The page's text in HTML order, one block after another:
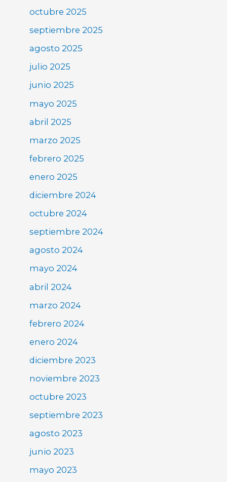
octubre 2025
septiembre 2025
agosto 2025
julio 2025
junio 2025
mayo 2025
abril 2025
marzo 2025
febrero 2025
enero 2025
diciembre 2024
octubre 2024
septiembre 2024
agosto 2024
mayo 2024
abril 2024
marzo 2024
febrero 2024
enero 2024
diciembre 2023
noviembre 2023
octubre 2023
septiembre 2023
agosto 2023
junio 2023
mayo 2023